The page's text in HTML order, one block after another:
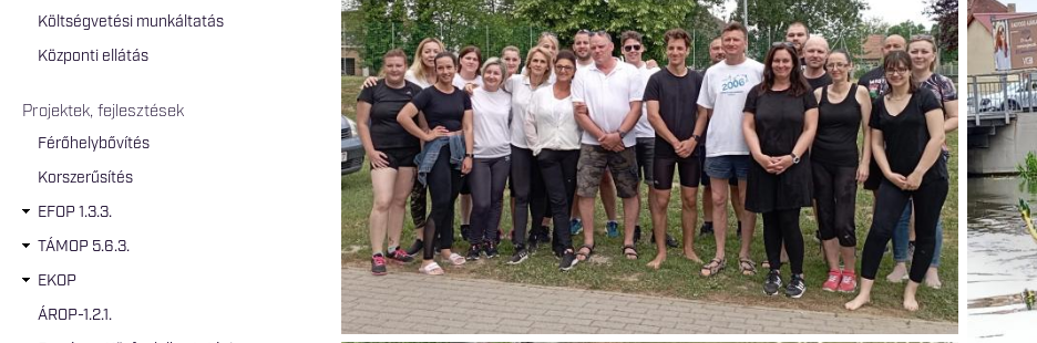
Költségvetési munkáltatás
Központi ellátás
Projektek, fejlesztések
Férőhelybővítés
Korszerűsítés
EFOP 1.3.3.
TÁMOP 5.6.3.
EKOP
ÁROP-1.2.1.